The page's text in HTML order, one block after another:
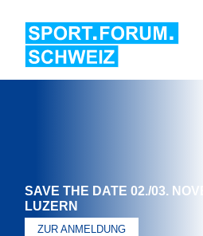
SAVE THE DATE 02./03.
LUZERN
ZUR ANMELDUNG